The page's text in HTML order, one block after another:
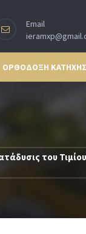
Email
ΟΡΘΟΔΟΞΗ
του